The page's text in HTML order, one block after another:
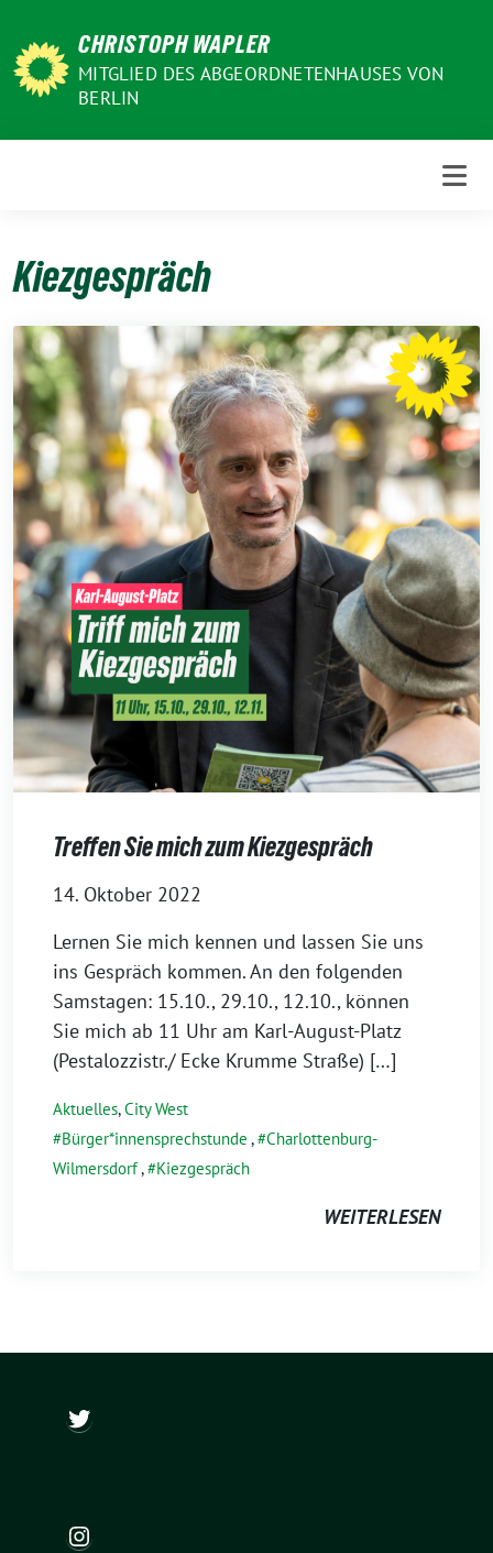
zum
Inhalt
CHRISTOPH WAPLER
MITGLIED DES ABGEORDNETENHAUSES VON
BERLIN
Kiezgespräch
Treffen Sie mich zum Kiezgespräch
14. Oktober 2022
Lernen Sie mich kennen und lassen Sie uns
ins Gespräch kommen. An den folgenden
Samstagen: 15.10., 29.10., 12.10., können
Sie mich ab 11 Uhr am Karl-August-Platz
(Pestalozzistr./ Ecke Krumme Straße) […]
Aktuelles,City West
Bürger*innensprechstunde , Charlottenburg-
Wilmersdorf, Kiezgespräch
WEITERLESEN
@ch_wapler
Instagram